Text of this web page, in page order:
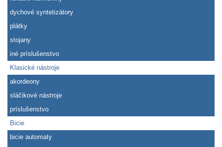
dychové syntetizátory
plátky
stojany
iné príslušenstvo
Klasické nástroje
akordeony
sláčikové nástroje
príslušenstvo
Bicie
bicie automaty